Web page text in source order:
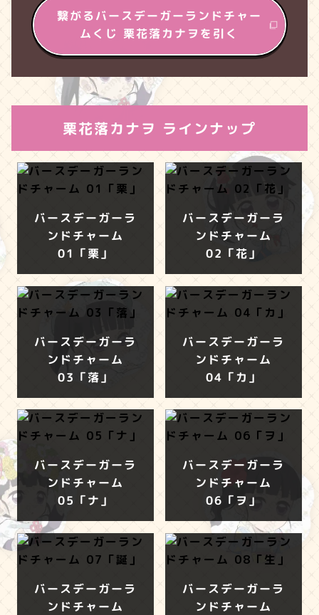
繋がるバースデーガーランドチャー
ムくじ 栗花落カナヲを引く
栗花落カナヲ ラインナップ
バースデーガーラ
ンドチャーム
01「栗」
バースデーガーラ
ンドチャーム
02「花」
バースデーガーラ
ンドチャーム
03「落」
バースデーガーラ
ンドチャーム
04「カ」
バースデーガーラ
ンドチャーム
05「ナ」
バースデーガーラ
ンドチャーム
06「ヲ」
バースデーガーラ
ンドチャーム
バースデーガーラ
ンドチャーム